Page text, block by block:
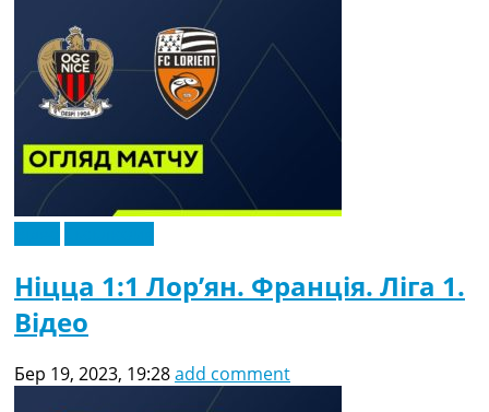
Ніцца 1:1 Лор’ян. Франція. Ліга 1.
Відео
Бер 19, 2023, 19:28add comment